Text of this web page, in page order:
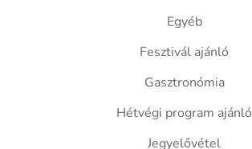
Egyéb
Fesztivál ajánló
Gasztronómia
Hétvégi program ajánló
Jegyelővétel